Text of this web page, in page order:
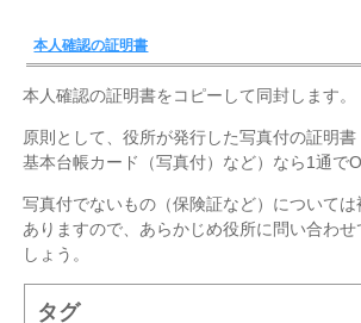
本人確認の証明書
本人確認の証明書をコピーして同封します。
原則として、役所が発行した写真付の証明
基本台帳カード（写真付）など）なら1通で
写真付でないもの（保険証など）について
ありますので、あらかじめ役所に問い合わ
しょう。
タグ